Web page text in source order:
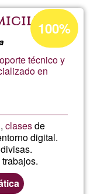
manitas
técnico y
en
clasesde
digital.
trabajos.
Porcentaje
de
aceptación
de
100%